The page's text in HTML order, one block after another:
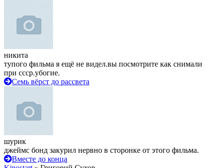
никита
тупого фильма я ещё не видел.вы посмотрите как снимали
при ссср.убогие.
Семь вёрст до рассвета
шурик
джеймс бонд закурил нервно в сторонке от этого фильма.
Вместе до конца